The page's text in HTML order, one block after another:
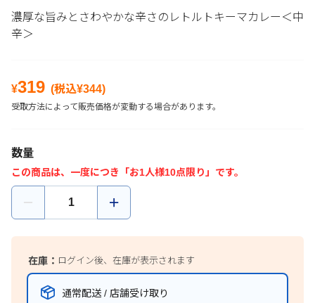
濃厚な旨みとさわやかな辛さのレトルトキーマカレー＜中
辛＞
¥319 (税込¥344)
受取方法によって販売価格が変動する場合があります。
数量
この商品は、一度につき「お1人様10点限り」です。
在庫： ログイン後、在庫が表示されます
通常配送 / 店舗受け取り